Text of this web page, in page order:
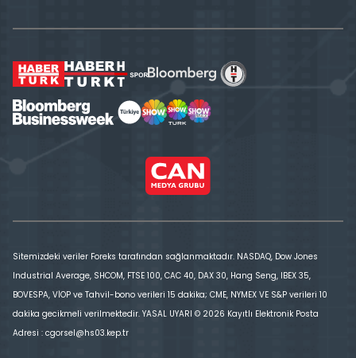
Sitemizdeki veriler Foreks tarafından sağlanmaktadır. NASDAQ, Dow Jones
Industrial Average, SHCOM, FTSE 100, CAC 40, DAX 30, Hang Seng, IBEX 35,
BOVESPA, VİOP ve Tahvil-bono verileri 15 dakika; CME, NYMEX VE S&P verileri 10
dakika gecikmeli verilmektedir. YASAL UYARI © 2026 Kayıtlı Elektronik Posta
Adresi : cgorsel@hs03.kep.tr